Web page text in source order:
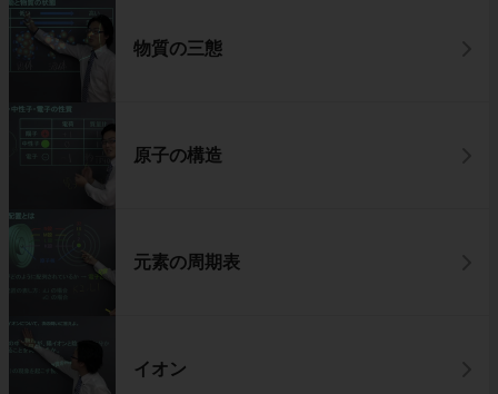
物質の三態
原子の構造
元素の周期表
イオン